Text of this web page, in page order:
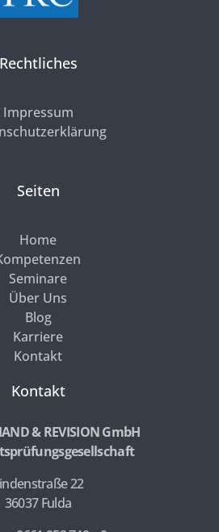
Rechtliches
Impressum
Seiten
Home
Seminare
Über Uns
Blog
Karriere
Kontakt
Kontakt
& REVISION GmbH
22
36037 Fulda